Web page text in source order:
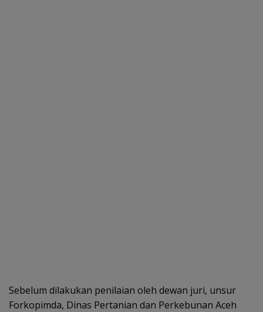
Sebelum dilakukan penilaian oleh dewan juri, unsur
Forkopimda, Dinas Pertanian dan Perkebunan Aceh